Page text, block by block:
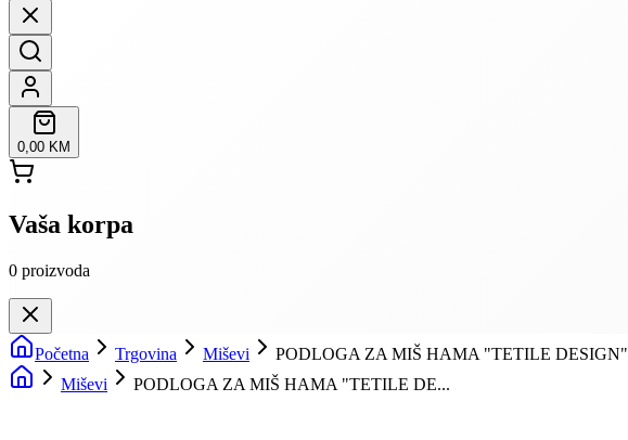
0,00 KM
Vaša korpa
0 proizvoda
Početna Trgovina Miševi
PODLOGA ZA MIŠ HAMA "TETILE DESIGN"
Miševi
PODLOGA ZA MIŠ HAMA "TETILE DE...